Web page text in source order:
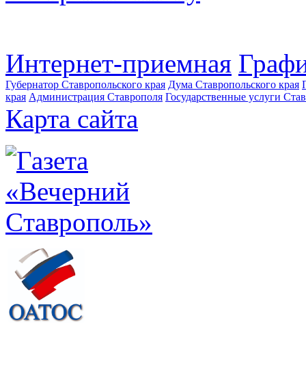
Интернет-приемная
Губернатор Ставропольского края Дума Ставропольского края
края Администрация Ставрополя Государственные услуги
Карта сайта